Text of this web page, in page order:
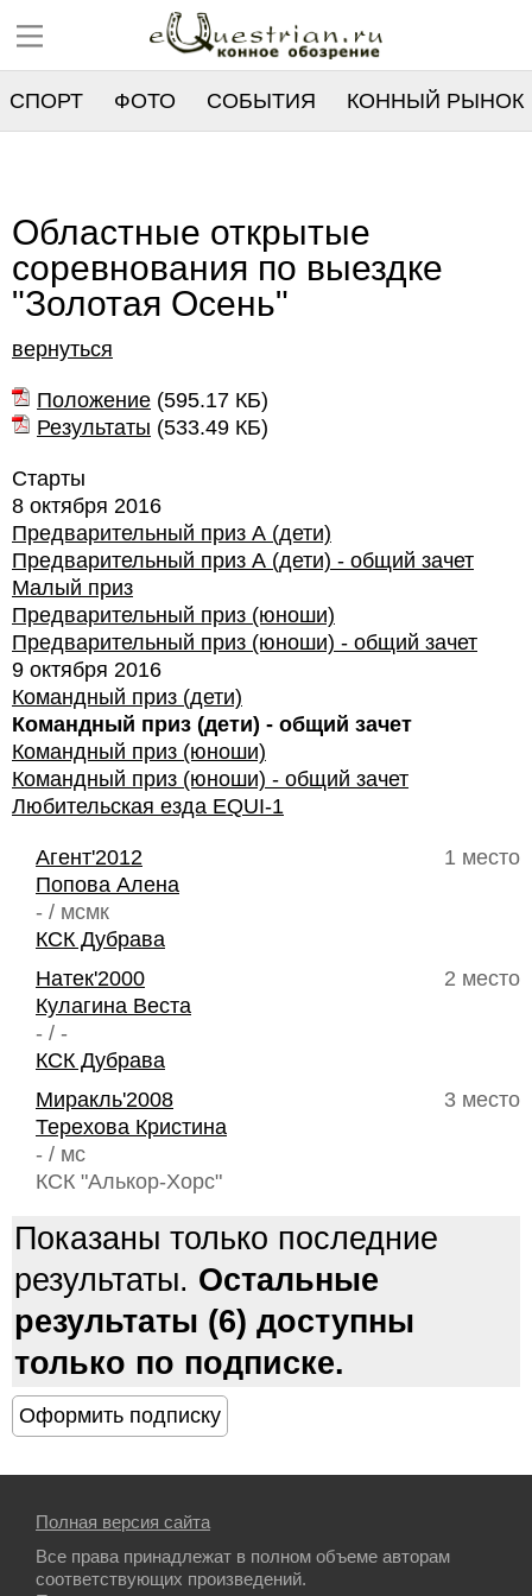
СПОРТ ФОТО СОБЫТИЯ КОННЫЙ РЫНОК
Областные открытые
соревнования по выездке
"Золотая Осень"
вернуться
Положение (595.17 КБ)
Результаты (533.49 КБ)
Старты
8 октября 2016
Предварительный приз А (дети)
Предварительный приз А (дети) - общий зачет
Малый приз
Предварительный приз (юноши)
Предварительный приз (юноши) - общий зачет
9 октября 2016
Командный приз (дети)
Командный приз (дети) - общий зачет
Командный приз (юноши)
Командный приз (юноши) - общий зачет
Любительская езда EQUI-1
1 место
Агент'2012
Попова Алена
- / мсмк
КСК Дубрава
2 место
Натек'2000
Кулагина Веста
- / -
КСК Дубрава
3 место
Миракль'2008
Терехова Кристина
- / мс
КСК "Алькор-Хорс"
Показаны только последние
результаты. Остальные
результаты (6) доступны
только по подписке.
Полная версия сайта
Все права принадлежат в полном объеме авторам
соответствующих произведений.